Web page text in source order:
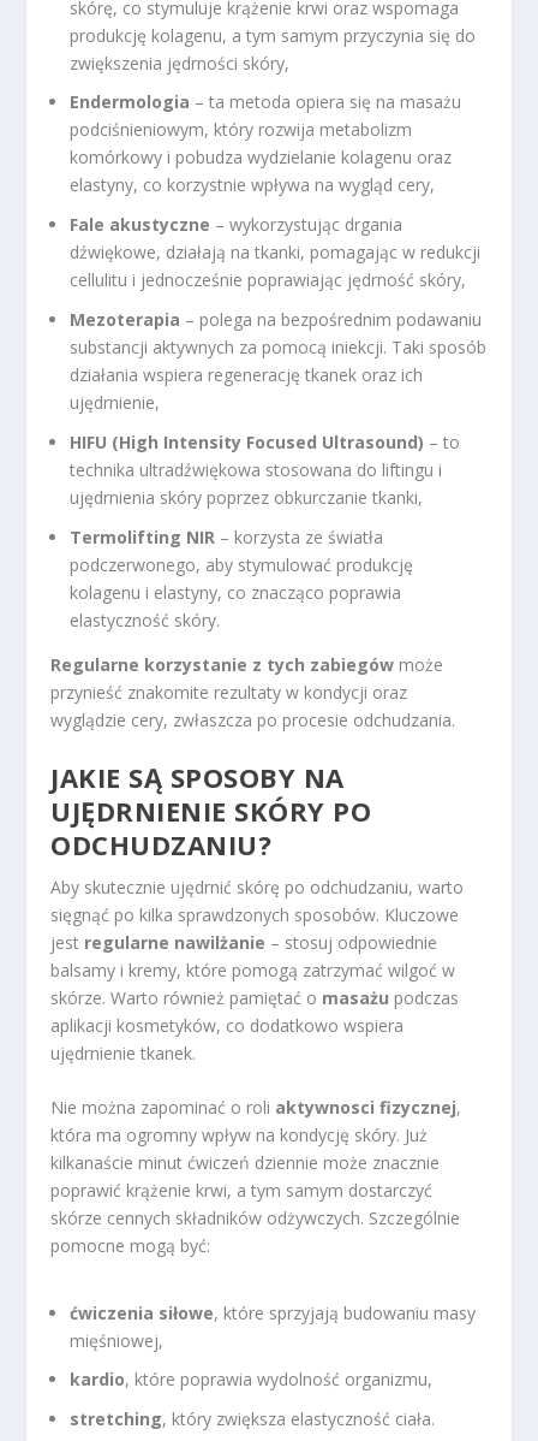
skórę, co stymuluje krążenie krwi oraz wspomaga
produkcję kolagenu, a tym samym przyczynia się do
zwiększenia jędrności skóry,
Endermologia – ta metoda opiera się na masażu
podciśnieniowym, który rozwija metabolizm
komórkowy i pobudza wydzielanie kolagenu oraz
elastyny, co korzystnie wpływa na wygląd cery,
Fale akustyczne – wykorzystując drgania
dźwiękowe, działają na tkanki, pomagając w redukcji
cellulitu i jednocześnie poprawiając jędrność skóry,
Mezoterapia – polega na bezpośrednim podawaniu
substancji aktywnych za pomocą iniekcji. Taki sposób
działania wspiera regenerację tkanek oraz ich
ujędrnienie,
HIFU (High Intensity Focused Ultrasound) – to
technika ultradźwiękowa stosowana do liftingu i
ujędrnienia skóry poprzez obkurczanie tkanki,
Termolifting NIR – korzysta ze światła
podczerwonego, aby stymulować produkcję
kolagenu i elastyny, co znacząco poprawia
elastyczność skóry.
Regularne korzystanie z tych zabiegów może
przynieść znakomite rezultaty w kondycji oraz
wyglądzie cery, zwłaszcza po procesie odchudzania.
JAKIE SĄ SPOSOBY NA
UJĘDRNIENIE SKÓRY PO
ODCHUDZANIU?
Aby skutecznie ujędrnić skórę po odchudzaniu, warto
sięgnąć po kilka sprawdzonych sposobów. Kluczowe
jest regularne nawilżanie – stosuj odpowiednie
balsamy i kremy, które pomogą zatrzymać wilgoć w
skórze. Warto również pamiętać o masażu podczas
aplikacji kosmetyków, co dodatkowo wspiera
ujędrnienie tkanek.
Nie można zapominać o roli aktywnosci fizycznej,
która ma ogromny wpływ na kondycję skóry. Już
kilkanaście minut ćwiczeń dziennie może znacznie
poprawić krążenie krwi, a tym samym dostarczyć
skórze cennych składników odżywczych. Szczególnie
pomocne mogą być:
ćwiczenia siłowe, które sprzyjają budowaniu masy
mięśniowej,
kardio, które poprawia wydolność organizmu,
stretching, który zwiększa elastyczność ciała.